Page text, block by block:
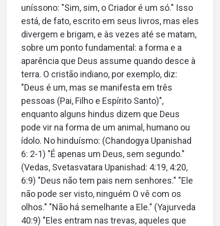
uníssono: "Sim, sim, o Criador é um só." Isso
está, de fato, escrito em seus livros, mas eles
divergem e brigam, e às vezes até se matam,
sobre um ponto fundamental: a forma e a
aparência que Deus assume quando desce à
terra. O cristão indiano, por exemplo, diz:
"Deus é um, mas se manifesta em três
pessoas (Pai, Filho e Espírito Santo)",
enquanto alguns hindus dizem que Deus
pode vir na forma de um animal, humano ou
ídolo. No hinduísmo: (Chandogya Upanishad
6: 2-1) "É apenas um Deus, sem segundo."
(Vedas, Svetasvatara Upanishad: 4:19, 4:20,
6:9) "Deus não tem pais nem senhores." "Ele
não pode ser visto, ninguém O vê com os
olhos." "Não há semelhante a Ele." (Yajurveda
40:9) "Eles entram nas trevas, aqueles que